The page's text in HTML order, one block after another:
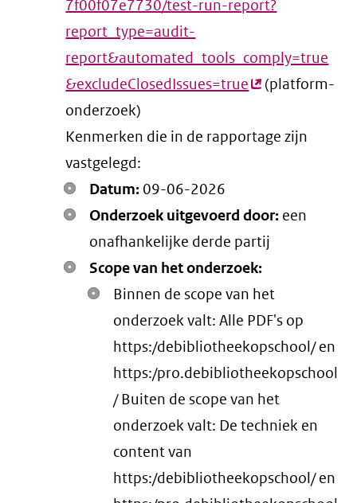
7f00f07e7730/test-run-report?
report_type=audit-
report&automated_tools_comply=true
&excludeClosedIssues=true(externe
(platform-
onderzoek)
Kenmerken die in de rapportage zijn
vastgelegd:
Datum: 09-06-2026
Onderzoek uitgevoerd door: een
onafhankelijke derde partij
Scope van het onderzoek:
Binnen de scope van het
onderzoek valt: Alle PDF's op
https:/debibliotheekopschool/ en
https:/pro.debibliotheekopschool
/ Buiten de scope van het
onderzoek valt: De techniek en
content van
https:/debibliotheekopschool/ en